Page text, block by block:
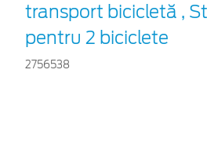
transport bicicletă ,
pentru 2 biciclete
2756538